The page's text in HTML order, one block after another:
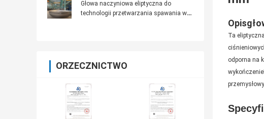
Głowa naczyniowa eliptyczna do
technologii przetwarzania spawania w
ORZECZNICTWO
Opis
Ta
odporna na